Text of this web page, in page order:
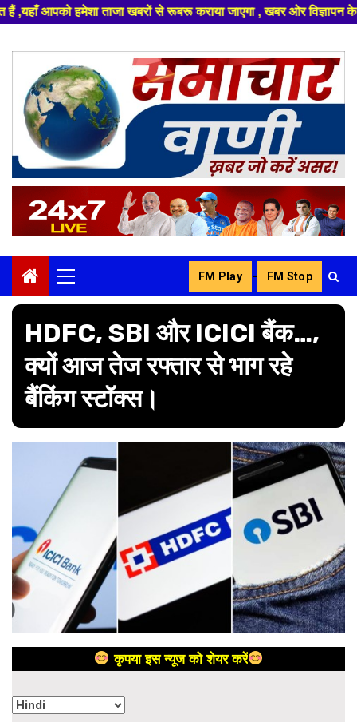
से रूबरू कराया जाएगा , खबर ओर विज्ञापन के लिए संपर्क करे +91
content
Primary
Menu
FM Play - FM Stop
HDFC, SBI और ICICI बैंक…,
क्यों आज तेज रफ्तार से भाग रहे
बैंकिंग स्टॉक्स।
कृपया इस न्यूज को शेयर करें